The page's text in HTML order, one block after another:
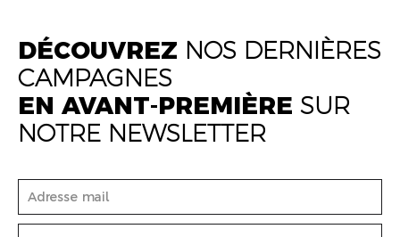
DÉCOUVREZ NOS DERNIÈRES
CAMPAGNES
EN AVANT-PREMIÈRE SUR
NOTRE NEWSLETTER